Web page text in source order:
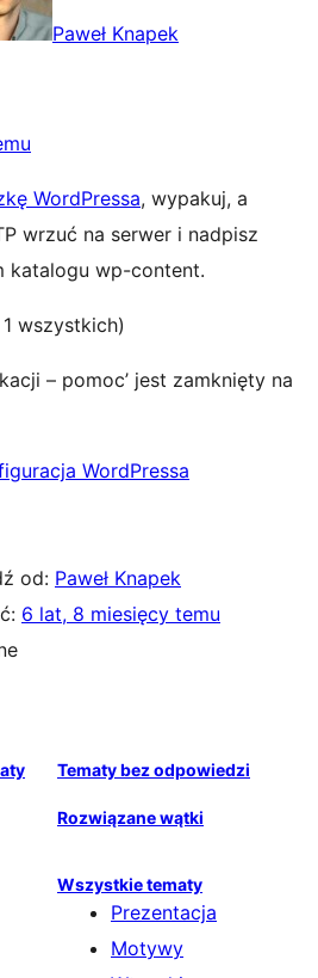
Paweł Knapek
WordPressa, wypakuj, a
wrzuć na serwer i nadpisz
katalogu wp-content.
wszystkich)
– pomoc’ jest zamknięty na
WordPressa
od: Paweł Knapek
6 lat, 8 miesięcy temu
Tematy bez odpowiedzi
Rozwiązane wątki
Wszystkie tematy
Prezentacja
Motywy